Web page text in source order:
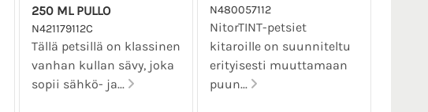
250 ML PULLO
N421179112C
Tällä petsillä on klassinen
vanhan kullan sävy, joka
sopii sähkö- ja...
N480057112
NitorTINT-petsiet
kitaroille on suunniteltu
erityisesti muuttamaan
puun...